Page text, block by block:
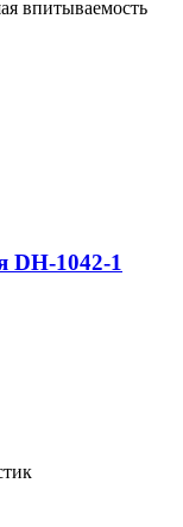
впитываемость
DH-1042-1